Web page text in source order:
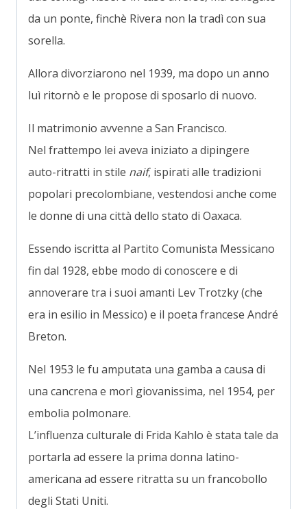
da un ponte, finchè Rivera non la tradì con sua
sorella.
Allora divorziarono nel 1939, ma dopo un anno
luì ritornò e le propose di sposarlo di nuovo.
Il matrimonio avvenne a San Francisco.
Nel frattempo lei aveva iniziato a dipingere
auto-ritratti in stile naif, ispirati alle tradizioni
popolari precolombiane, vestendosi anche come
le donne di una città dello stato di Oaxaca.
Essendo iscritta al Partito Comunista Messicano
fin dal 1928, ebbe modo di conoscere e di
annoverare tra i suoi amanti Lev Trotzky (che
era in esilio in Messico) e il poeta francese André
Breton.
Nel 1953 le fu amputata una gamba a causa di
una cancrena e morì giovanissima, nel 1954, per
embolia polmonare.
L’influenza culturale di Frida Kahlo è stata tale da
portarla ad essere la prima donna latino-
americana ad essere ritratta su un francobollo
degli Stati Uniti.